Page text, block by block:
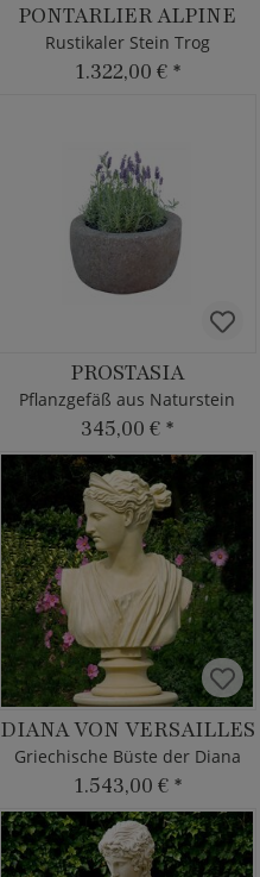
PONTARLIER ALPINE
Rustikaler Stein Trog
1.322,00 € *
PROSTASIA
Pflanzgefäß aus Naturstein
345,00 € *
DIANA VON VERSAILLES
Griechische Büste der Diana
1.543,00 € *